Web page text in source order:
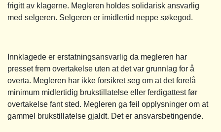
frigitt av klagerne. Megleren holdes solidarisk ansvarlig
med selgeren. Selgeren er imidlertid neppe søkegod.
Innklagede er erstatningsansvarlig da megleren har
presset frem overtakelse uten at det var grunnlag for å
overta. Megleren har ikke forsikret seg om at det forelå
minimum midlertidig brukstillatelse eller ferdigattest før
overtakelse fant sted. Megleren ga feil opplysninger om at
gammel brukstillatelse gjaldt. Det er ansvarsbetingende.